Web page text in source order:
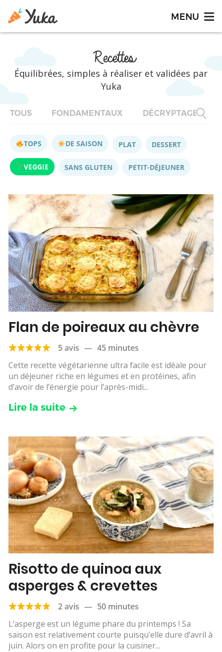
Recettes
Équilibrées, simples à réaliser et validées par
Yuka
TOUS FONDAMENTAUX DÉCRYPTAGES
TOPS DE SAISON PLAT DESSERT
VEGGIE SANS GLUTEN PETIT-DÉJEUNER
Flan de poireaux au chèvre
5 avis — 45 minutes
Cette recette végétarienne ultra facile est idéale pour
un déjeuner riche en légumes et en protéines, afin
d’avoir de l’énergie pour l’après-midi...
Lire la suite
Risotto de quinoa aux
asperges & crevettes
2 avis — 50 minutes
L’asperge est un légume phare du printemps ! Sa
saison est relativement courte puisqu’elle dure d’avril à
juin. Alors on en profite pour la cuisiner...